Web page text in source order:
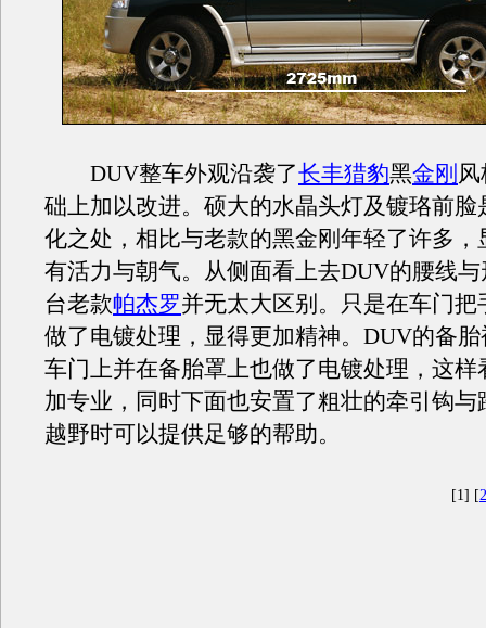
DUV整车外观沿袭了长丰猎豹黑金刚
础上加以改进。硕大的水晶头灯及镀珞前脸
化之处，相比与老款的黑金刚年轻了许多，
有活力与朝气。从侧面看上去DUV的腰线
台老款帕杰罗并无太大区别。只是在车门把
做了电镀处理，显得更加精神。DUV的备
车门上并在备胎罩上也做了电镀处理，这样
加专业，同时下面也安置了粗壮的牵引钩与
越野时可以提供足够的帮助。
[1] [2